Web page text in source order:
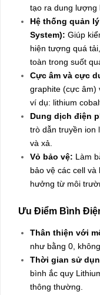
tạo ra dung lượng
Hệ thống quản
System): Giúp
hiện tượng quá
toàn trong suốt
Cực âm và cực
graphite (cực âm)
ví dụ: lithium
Dung dịch điện
trò dẫn truyền ion
và xả.
Vỏ bảo vệ: Làm
bảo vệ các cell và
hưởng từ môi
Ưu Điểm Bình
Thân thiện với
như bằng 0,
Thời gian sử
bình ắc quy
thông thường.